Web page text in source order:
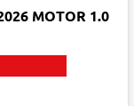
MOTOR 1.0